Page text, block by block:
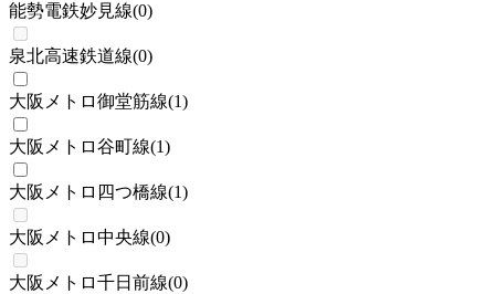
能勢電鉄妙見線(0)
泉北高速鉄道線(0)
大阪メトロ御堂筋線(1)
大阪メトロ谷町線(1)
大阪メトロ四つ橋線(1)
大阪メトロ中央線(0)
大阪メトロ千日前線(0)